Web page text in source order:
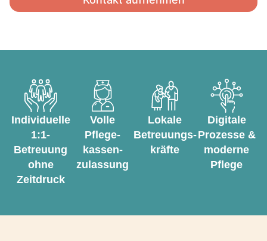
Individuelle
1:1-
Betreuung
ohne
Zeitdruck
Volle
Pflege­
kassen­
zulassung
Lokale
Betreuungs­
kräfte
Digitale
Prozesse &
moderne
Pflege